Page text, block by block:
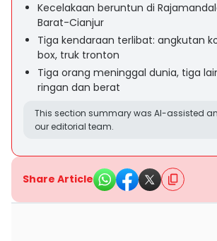
Kecelakaan beruntun di
Barat-Cianjur
Tiga kendaraan terlibat: angkutan
box, truk tronton
Tiga orang meninggal dunia, tiga
ringan dan berat
This section summary was AI-assisted
our editorial team.
Share Article